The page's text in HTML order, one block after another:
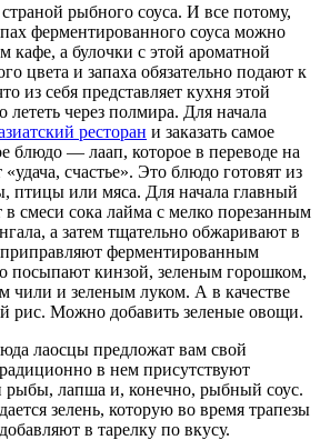
рыбного соуса. И все потому,
ферментированного соуса можно
кафе, а булочки с этой ароматной
цвета и запаха обязательно подают к
из себя представляет кухня этой
лететь через полмира. Для начала
ресторан и заказать самое
блюдо — лаап, которое в переводе на
счастье». Это блюдо готовят из
птицы или мяса. Для начала главный
смеси сока лайма с мелко порезанным
а затем тщательно обжаривают в
ферментированным
посыпают кинзой, зеленым горошком,
чили и зеленым луком. А в качестве
рис. Можно добавить зеленые овощи.
лаосцы предложат вам свой
в нем присутствуют
рыбы, лапша и, конечно, рыбный соус.
зелень, которую во время трапезы
в тарелку по вкусу.